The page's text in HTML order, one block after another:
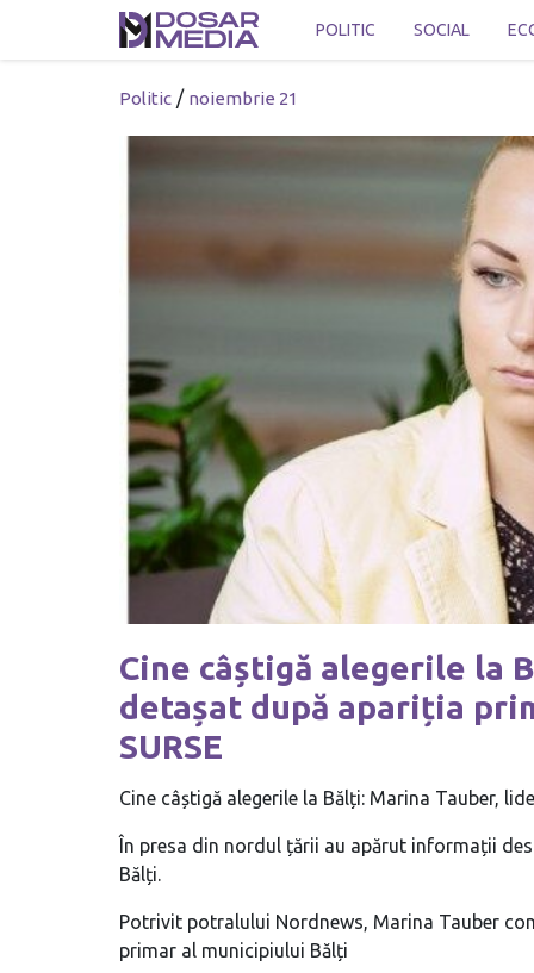
POLITIC SOCIAL
Politic / noiembrie 21
Cine câștigă alegerile la
detașat după apariția
SURSE
Cine câștigă alegerile la Bălți: Marina Tauber,
În presa din nordul țării au apărut informații
Bălți.
Potrivit potralului Nordnews, Marina Tauber
primar al municipiului Bălți